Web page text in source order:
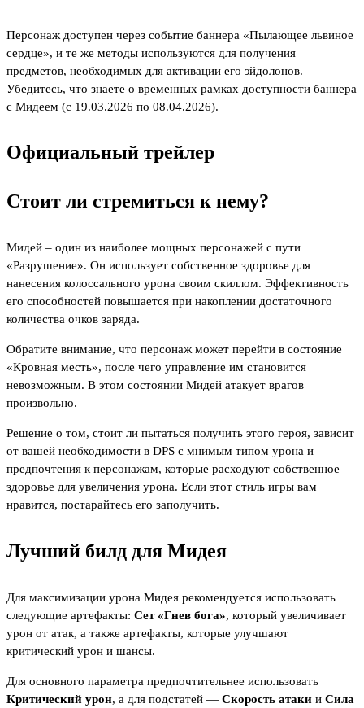
Персонаж доступен через событие баннера «Пылающее львиное
сердце», и те же методы используются для получения
предметов, необходимых для активации его эйдолонов.
Убедитесь, что знаете о временных рамках доступности баннера
с Мидеем (с 19.03.2026 по 08.04.2026).
Официальный трейлер
Стоит ли стремиться к нему?
Мидей – один из наиболее мощных персонажей с пути
«Разрушение». Он использует собственное здоровье для
нанесения колоссального урона своим скиллом. Эффективность
его способностей повышается при накоплении достаточного
количества очков заряда.
Обратите внимание, что персонаж может перейти в состояние
«Кровная месть», после чего управление им становится
невозможным. В этом состоянии Мидей атакует врагов
произвольно.
Решение о том, стоит ли пытаться получить этого героя, зависит
от вашей необходимости в DPS с мнимым типом урона и
предпочтения к персонажам, которые расходуют собственное
здоровье для увеличения урона. Если этот стиль игры вам
нравится, постарайтесь его заполучить.
Лучший билд для Мидея
Для максимизации урона Мидея рекомендуется использовать
следующие артефакты: Сет «Гнев бога», который увеличивает
урон от атак, а также артефакты, которые улучшают
критический урон и шансы.
Для основного параметра предпочтительнее использовать
Критический урон, а для подстатей — Скорость атаки и Сила